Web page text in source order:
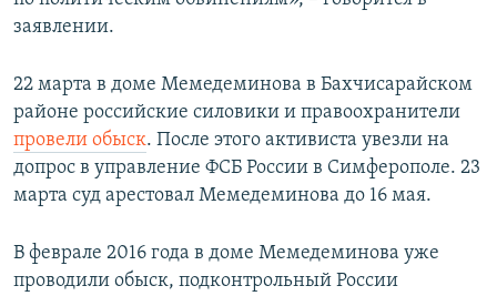
заявлении.
22 марта в доме Мемедеминова в Бахчисарайском
районе российские силовики и правоохранители
провели обыск. После этого активиста увезли на
допрос в управление ФСБ России в Симферополе. 23
марта суд арестовал Мемедеминова до 16 мая.
В феврале 2016 года в доме Мемедеминова уже
проводили обыск, подконтрольный России